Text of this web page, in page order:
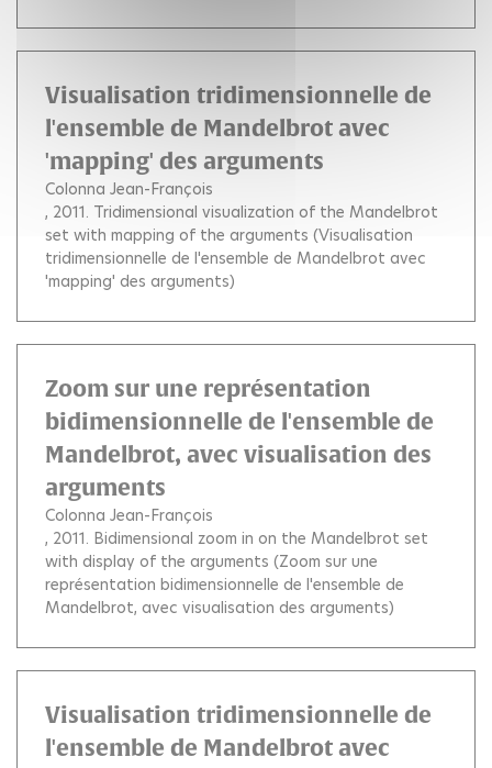
Visualisation tridimensionnelle de
l'ensemble de Mandelbrot avec
'mapping' des arguments
Colonna Jean-François
, 2011. Tridimensional visualization of the Mandelbrot
set with mapping of the arguments (Visualisation
tridimensionnelle de l'ensemble de Mandelbrot avec
'mapping' des arguments)
Zoom sur une représentation
bidimensionnelle de l'ensemble de
Mandelbrot, avec visualisation des
arguments
Colonna Jean-François
, 2011. Bidimensional zoom in on the Mandelbrot set
with display of the arguments (Zoom sur une
représentation bidimensionnelle de l'ensemble de
Mandelbrot, avec visualisation des arguments)
Visualisation tridimensionnelle de
l'ensemble de Mandelbrot avec